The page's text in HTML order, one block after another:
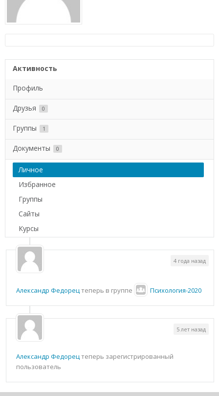
Активность
Профиль
Друзья 0
Группы 1
Документы 0
Личное
Избранное
Группы
Сайты
Курсы
Александр Федорецтеперь в группе Психология-2020
4 года назад
Александр Федорецтеперь зарегистрированный
пользователь
5 лет назад